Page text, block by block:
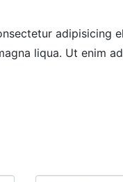
adipisicing
liqua. Ut enim